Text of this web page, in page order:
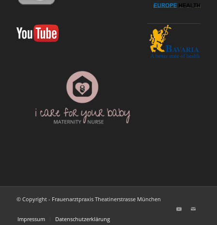
© Copyright - Frauenarztpraxis Theatinerstrasse München
Impressum Datenschutzerklärung